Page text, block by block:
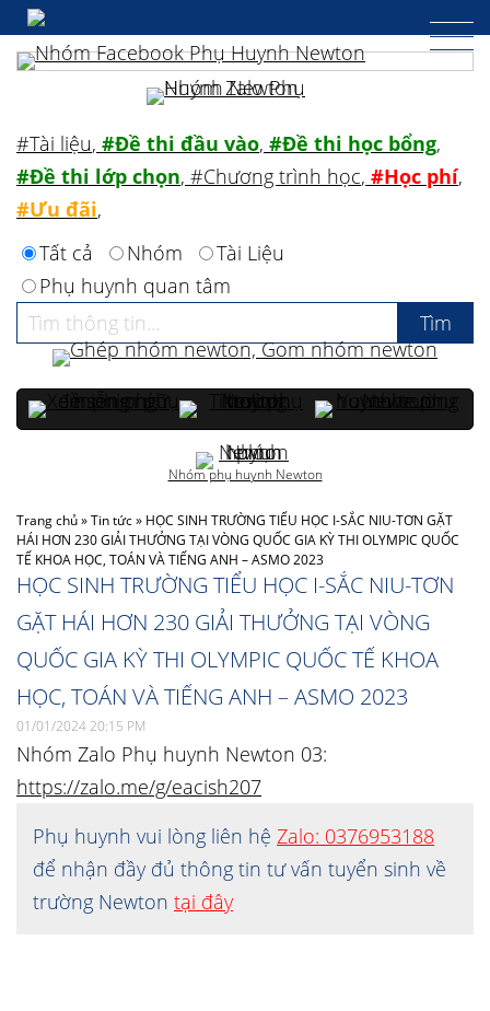
Trang chủ»Tin tức» HỌC SINH TRƯỜNG TIỂU HỌC I-SẮC NIU-TƠN GẶT
HÁI HƠN 230 GIẢI THƯỞNG TẠI VÒNG QUỐC GIA KỲ THI OLYMPIC QUỐC
TẾ KHOA HỌC, TOÁN VÀ TIẾNG ANH – ASMO 2023
HỌC SINH TRƯỜNG TIỂU HỌC I-SẮC NIU-TƠN
GẶT HÁI HƠN 230 GIẢI THƯỞNG TẠI VÒNG
QUỐC GIA KỲ THI OLYMPIC QUỐC TẾ KHOA
HỌC, TOÁN VÀ TIẾNG ANH – ASMO 2023
01/01/2024 20:15 PM
Nhóm Zalo Phụ huynh Newton 03:
https://zalo.me/g/eacish207
Phụ huynh vui lòng liên hệ Zalo: 0376953188
để nhận đầy đủ thông tin tư vấn tuyển sinh về
trường Newton tại đây
#Tài liệu, #Đề thi đầu vào, #Đề thi học bổng,
#Đề thi lớp chọn, #Chương trình học, #Học phí,
#Ưu đãi,
Tất cả
Nhóm
Tài Liệu
Phụ huynh quan tâm
Nhóm phụ huynh Newton